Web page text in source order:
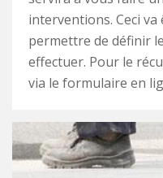
interventions. Ceci
permettre de définir
effectuer. Pour le
via le formulaire en